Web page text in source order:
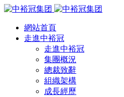
網站首頁
走進中裕冠
走進中裕冠
集團概況
總裁致辭
組織架構
成長經歷